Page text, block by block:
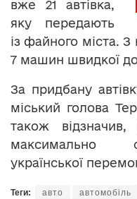
вже 21 автівка,
яку передають
із файного міста.
7 машин швидкої
За придбану
міський голова
також
максимально
української
Теги: авто автомобіль